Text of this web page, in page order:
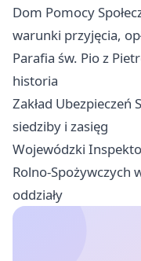
Dom Pomocy
warunki przyjęcia,
Parafia św. Pio z
historia
Zakład Ubezpieczeń
siedziby i zasięg
Wojewódzki
Rolno-Spożywczych
oddziały